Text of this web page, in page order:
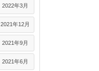
2022年3月
2021年12月
2021年9月
2021年6月